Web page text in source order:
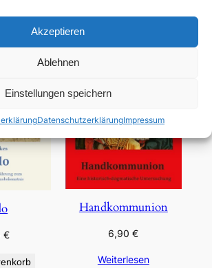
Akzeptieren
Ablehnen
Einstellungen speichern
DatenschutzerklärungImpressum
€
Handkommunion
6,90€
Weiterlesen